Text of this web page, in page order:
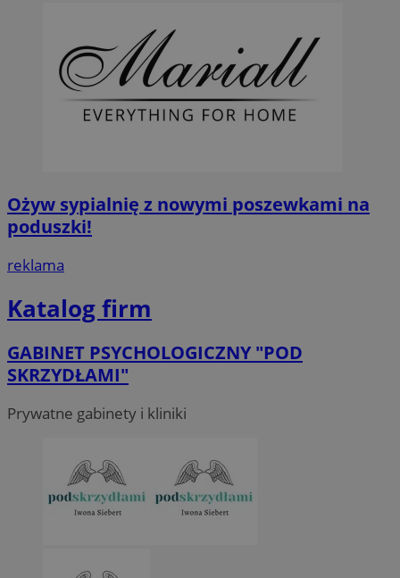
Ożyw sypialnię z nowymi poszewkami na
poduszki!
reklama
Katalog firm
GABINET PSYCHOLOGICZNY "POD
SKRZYDŁAMI"
Prywatne gabinety i kliniki